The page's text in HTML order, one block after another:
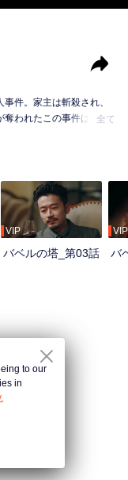
件。家主は斬殺され、
奪われたこの事件は、や
秘密、忍び寄る殺意。
全て
VIP
バベルの塔_第03話
VIP
バ
to our
in